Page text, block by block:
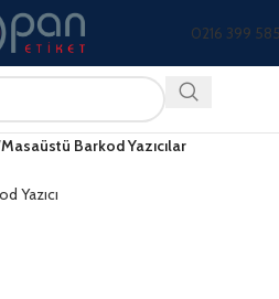
0216 399
Masaüstü Barkod Yazıcılar